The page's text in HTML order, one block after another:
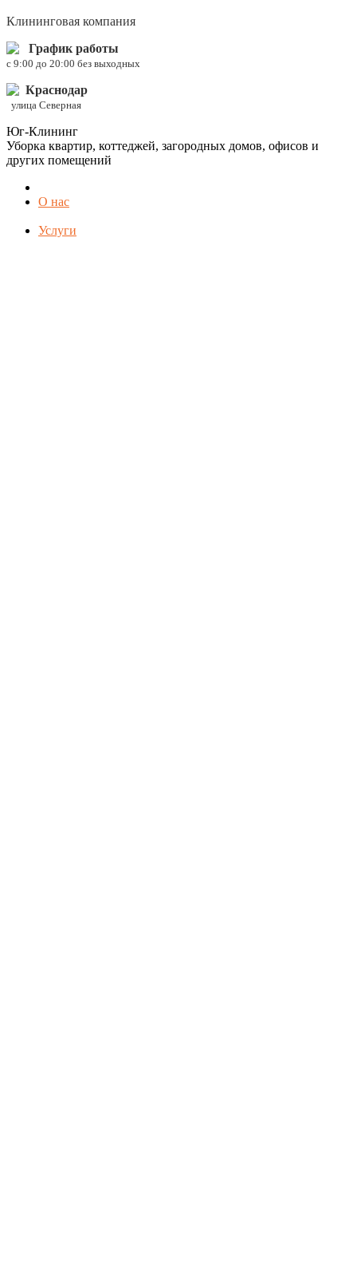
Клининговая компания
График работы
c 9:00 до 20:00 без выходных
Краснодар
улица Северная
Юг-Клининг
Уборка квартир, коттеджей, загородных домов, офисов и
других помещений
О нас
Услуги